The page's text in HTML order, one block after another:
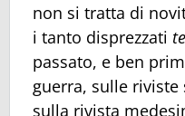
non si tratta di
i tanto disprezzati
passato, e ben
guerra, sulle
sulla rivista